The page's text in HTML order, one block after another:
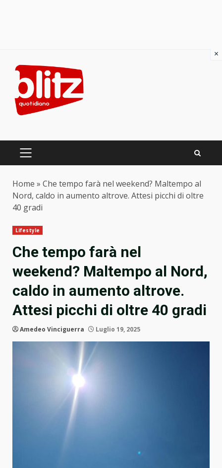
content
PRIMARY
Home » Che tempo farà nel weekend? Maltempo al
Nord, caldo in aumento altrove. Attesi picchi di oltre
40 gradi
Lifestyle
Che tempo farà nel
weekend? Maltempo al Nord,
caldo in aumento altrove.
Attesi picchi di oltre 40 gradi
Amedeo Vinciguerra Luglio 19, 2025
×